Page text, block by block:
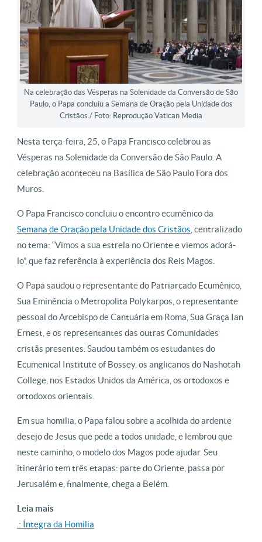
Na celebração das Vésperas na Solenidade da Conversão de São
Paulo, o Papa concluiu a Semana de Oração pela Unidade dos
Cristãos./ Foto: Reprodução Vatican Media
Nesta terça-feira, 25, o Papa Francisco celebrou as
Vésperas na Solenidade da Conversão de São Paulo. A
celebração aconteceu na Basílica de São Paulo Fora dos
Muros.
O Papa Francisco concluiu o encontro ecumênico da
Semana de Oração pela Unidade dos Cristãos , centralizado
no tema: “Vimos a sua estrela no Oriente e viemos adorá-
lo”, que faz referência à experiência dos Reis Magos.
O Papa saudou o representante do Patriarcado Ecumênico,
Sua Eminência o Metropolita Polykarpos, o representante
pessoal do Arcebispo de Cantuária em Roma, Sua Graça Ian
Ernest, e os representantes das outras Comunidades
cristãs presentes. Saudou também os estudantes do
Ecumenical Institute of Bossey, os anglicanos do Nashotah
College, nos Estados Unidos da América, os ortodoxos e
ortodoxos orientais.
Em sua homilia, o Papa falou sobre a acolhida do ardente
desejo de Jesus que pede a todos unidade, e lembrou que
neste caminho, o modelo dos Magos pode ajudar. Seu
itinerário tem três etapas: parte do Oriente, passa por
Jerusalém e, finalmente, chega a Belém.
Leia mais
.: Íntegra da Homilia